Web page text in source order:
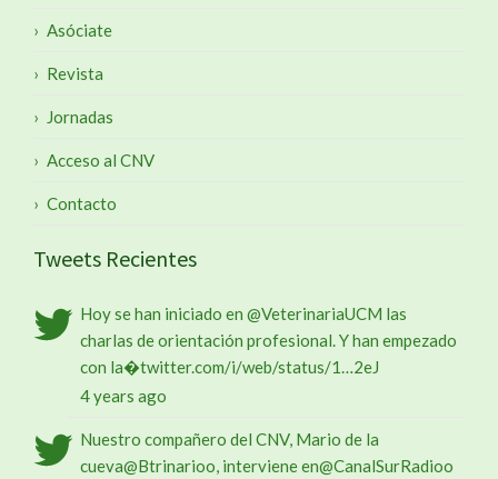
Asóciate
Revista
Jornadas
Acceso al CNV
Contacto
Tweets Recientes
Hoy se han iniciado en @VeterinariaUCM las
charlas de orientación profesional. Y han empezado
con la�twitter.com/i/web/status/1…2eJ
4 years ago
Nuestro compañero del CNV, Mario de la
cueva@Btrinarioo, interviene en@CanalSurRadioo